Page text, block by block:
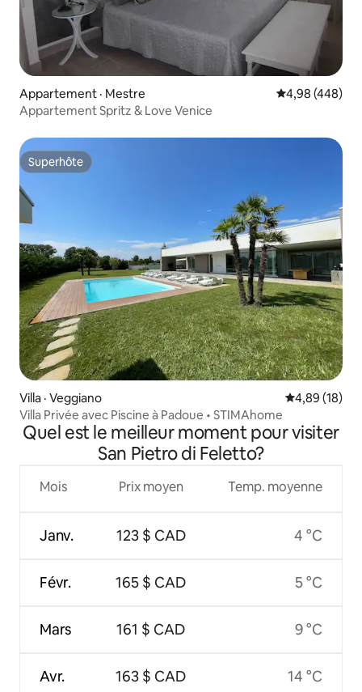
Appartement · Mestre Note
4,98 (448)
Appartement Spritz & Love Venice
Superhôte
Superhôte
Villa · Veggiano Note
4,89 (18)
Villa Privée avec Piscine à Padoue • STIMAhome
Quel est le meilleur moment pour visiter
San Pietro di Feletto?
Mois
Janv.
Févr.
Mars
Avr.
Prix moyen
123 $ CAD
165 $ CAD
161 $ CAD
163 $ CAD
Temp. moyenne
4 °C
5 °C
9 °C
14 °C